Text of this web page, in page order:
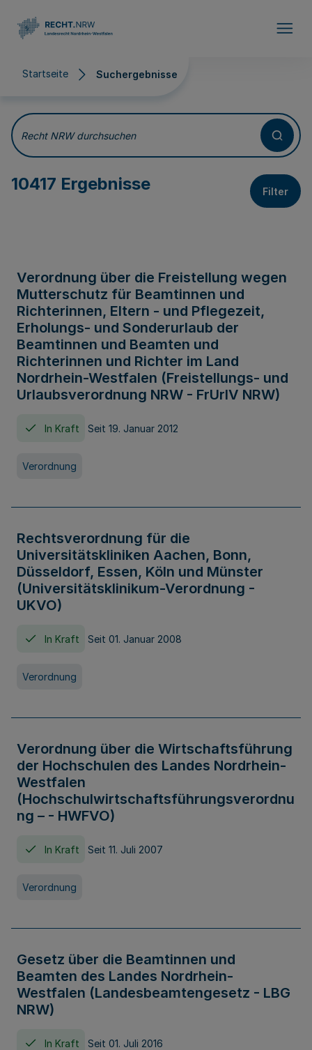
Startseite Suchergebnisse
Suchergebnisse
Recht NRW durchsuchen
10417 Ergebnisse Filter
Verordnung über die Freistellung wegen
Mutterschutz für Beamtinnen und
Richterinnen, Eltern - und Pflegezeit,
Erholungs- und Sonderurlaub der
Beamtinnen und Beamten und
Richterinnen und Richter im Land
Nordrhein-Westfalen (Freistellungs- und
Urlaubsverordnung NRW - FrUrlV NRW)
In Kraft Seit 19. Januar 2012
Verordnung
Rechtsverordnung für die
Universitätskliniken Aachen, Bonn,
Düsseldorf, Essen, Köln und Münster
(Universitätsklinikum-Verordnung -
UKVO)
In Kraft Seit 01. Januar 2008
Verordnung
Verordnung über die Wirtschaftsführung
der Hochschulen des Landes Nordrhein-
Westfalen
(Hochschulwirtschaftsführungsverordnu
ng – - HWFVO)
In Kraft Seit 11. Juli 2007
Verordnung
Gesetz über die Beamtinnen und
Beamten des Landes Nordrhein-
Westfalen (Landesbeamtengesetz - LBG
NRW)
In Kraft Seit 01. Juli 2016